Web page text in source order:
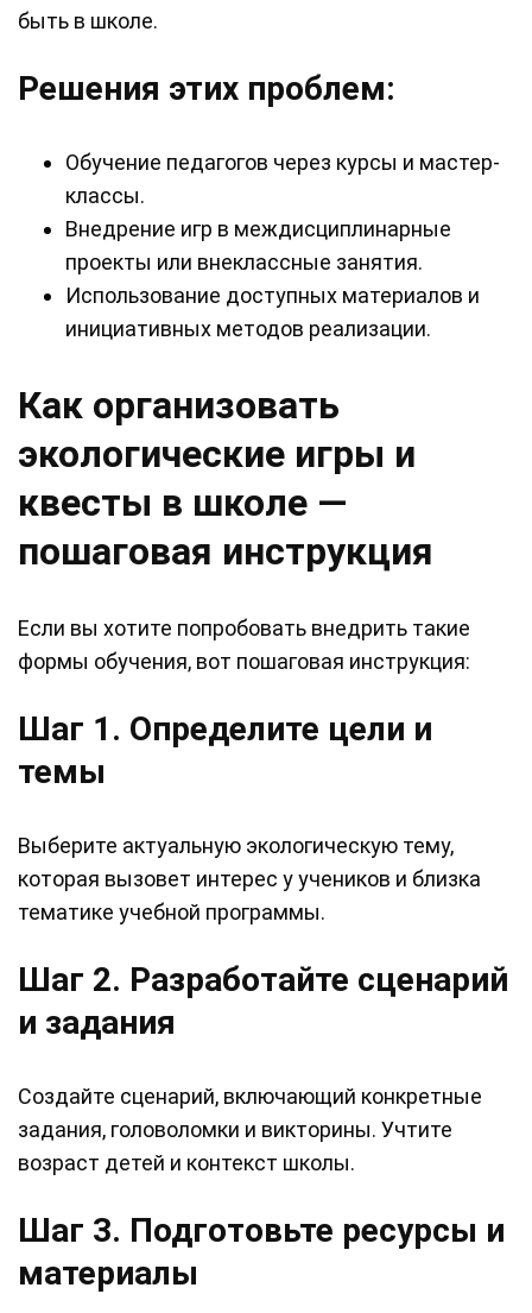
быть в школе.
Решения этих проблем:
Обучение педагогов через курсы и мастер-
классы.
Внедрение игр в междисциплинарные
проекты или внеклассные занятия.
Использование доступных материалов и
инициативных методов реализации.
Как организовать
экологические игры и
квесты в школе —
пошаговая инструкция
Если вы хотите попробовать внедрить такие
формы обучения, вот пошаговая инструкция:
Шаг 1. Определите цели и
темы
Выберите актуальную экологическую тему,
которая вызовет интерес у учеников и близка
тематике учебной программы.
Шаг 2. Разработайте сценарий
и задания
Создайте сценарий, включающий конкретные
задания, головоломки и викторины. Учтите
возраст детей и контекст школы.
Шаг 3. Подготовьте ресурсы и
материалы